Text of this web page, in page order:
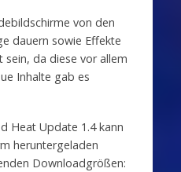
von den
dauern sowie Effekte
sein, da diese vor allem
Inhalte gab es
Heat Update 1.4 kann
heruntergeladen
Downloadgrößen: